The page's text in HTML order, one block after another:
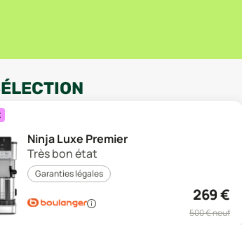
Ninja Luxe Premier
Très bon état
Garanties légales
269€
500€ neuf